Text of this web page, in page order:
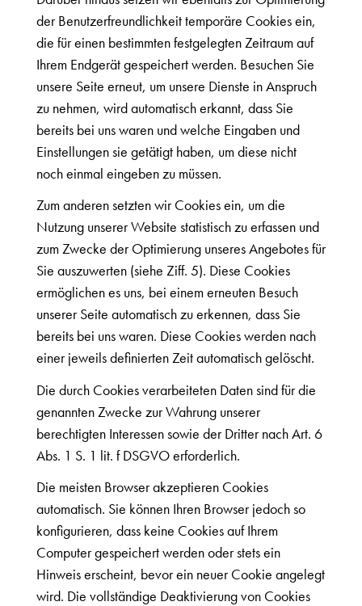
der Benutzerfreundlichkeit temporäre Cookies ein,
die für einen bestimmten festgelegten Zeitraum auf
Ihrem Endgerät gespeichert werden. Besuchen Sie
unsere Seite erneut, um unsere Dienste in Anspruch
zu nehmen, wird automatisch erkannt, dass Sie
bereits bei uns waren und welche Eingaben und
Einstellungen sie getätigt haben, um diese nicht
noch einmal eingeben zu müssen.
Zum anderen setzten wir Cookies ein, um die
Nutzung unserer Website statistisch zu erfassen und
zum Zwecke der Optimierung unseres Angebotes für
Sie auszuwerten (siehe Ziff. 5). Diese Cookies
ermöglichen es uns, bei einem erneuten Besuch
unserer Seite automatisch zu erkennen, dass Sie
bereits bei uns waren. Diese Cookies werden nach
einer jeweils definierten Zeit automatisch gelöscht.
Die durch Cookies verarbeiteten Daten sind für die
genannten Zwecke zur Wahrung unserer
berechtigten Interessen sowie der Dritter nach Art. 6
Abs. 1 S. 1 lit. f DSGVO erforderlich.
Die meisten Browser akzeptieren Cookies
automatisch. Sie können Ihren Browser jedoch so
konfigurieren, dass keine Cookies auf Ihrem
Computer gespeichert werden oder stets ein
Hinweis erscheint, bevor ein neuer Cookie angelegt
wird. Die vollständige Deaktivierung von Cookies